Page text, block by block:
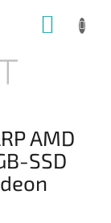
AMD
SSD